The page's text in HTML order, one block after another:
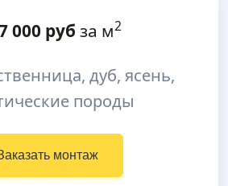
000руб за м2
дуб, ясень,
породы
монтаж